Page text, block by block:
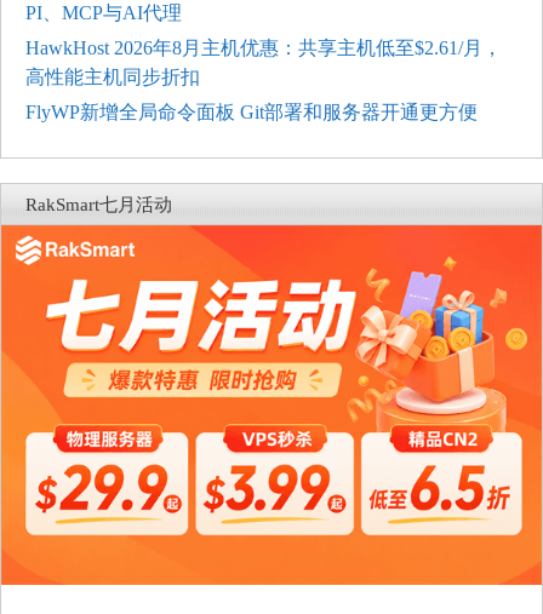
PI、MCP与AI代理
HawkHost 2026年8月主机优惠：共享主机低至$2.61/月，
高性能主机同步折扣
FlyWP新增全局命令面板 Git部署和服务器开通更方便
RakSmart七月活动